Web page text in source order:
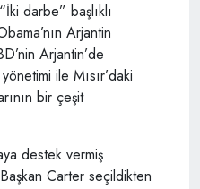
darbe” başlıklı
Arjantin
Arjantin’de
ile Mısır’daki
bir çeşit
destek vermiş
Carter seçildikten